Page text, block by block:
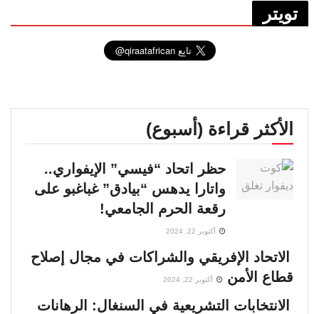
تويتر
الأكثر قراءة (أسبوع)
حظر اتحاد “فيسي” الإيفواري..
واتارا يدهس “بيادق” غباغبو على
رقعة الحرم الجامعي!
أكتوبر 22, 2024
الاتحاد الإفريقي والشراكات في مجال إصلاح
قطاع الأمن
أكتوبر 22, 2024
الانتخابات التشريعية في السنغال: الرهانات